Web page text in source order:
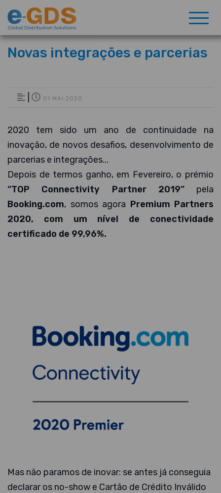
Novas integrações e parcerias
01 MAI 2020
2020 tem sido um ano de continuidade na
inovação, de novos desafios, desenvolvimento de
parcerias e integrações...
Depois de termos ganho, em Fevereiro, o prémio
“TOP Connectivity Partner 2019”pela
Booking.com, somos agora Premium Partners
2020, com um nível de conectividade
certificado de 99,96%.
Mas não paramos de inovar: se antes já conseguia
declarar os no-show e Cartão de Crédito Inválido